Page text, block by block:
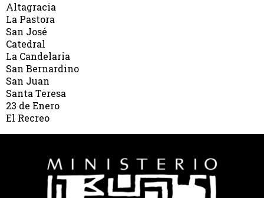
Altagracia
La Pastora
San José
Catedral
La Candelaria
San Bernardino
San Juan
Santa Teresa
23 de Enero
El Recreo